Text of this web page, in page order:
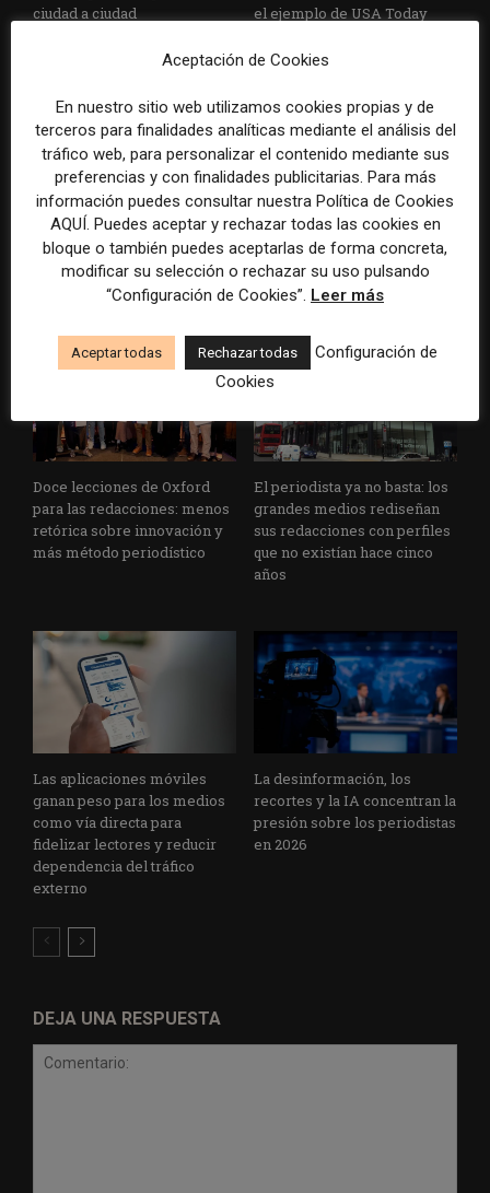
ciudad a ciudad
el ejemplo de USA Today
Cuando el lector ya no llega
al medio, el medio tiene que
llegar a sus rutinas
Usar la IA solo para producir
más rápido no transformará
el periodismo
Doce lecciones de Oxford
para las redacciones: menos
retórica sobre innovación y
más método periodístico
El periodista ya no basta: los
grandes medios rediseñan
sus redacciones con perfiles
que no existían hace cinco
años
Las aplicaciones móviles
ganan peso para los medios
como vía directa para
fidelizar lectores y reducir
dependencia del tráfico
externo
La desinformación, los
recortes y la IA concentran la
presión sobre los periodistas
en 2026
DEJA UNA RESPUESTA
Aceptación de Cookies
En nuestro sitio web utilizamos cookies propias y de
terceros para finalidades analíticas mediante el análisis del
tráfico web, para personalizar el contenido mediante sus
preferencias y con finalidades publicitarias. Para más
información puedes consultar nuestra Política de Cookies
AQUÍ. Puedes aceptar y rechazar todas las cookies en
bloque o también puedes aceptarlas de forma concreta,
modificar su selección o rechazar su uso pulsando
“Configuración de Cookies”. Leer más
Aceptar todas Rechazar todas
Configuración de
Cookies